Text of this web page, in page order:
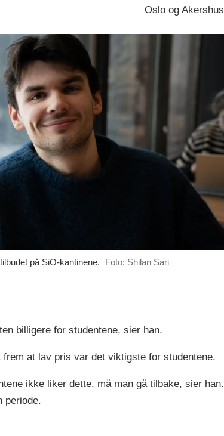
Oslo og Akershus
på SiO-kantinene. Foto: Shilan Sari
billigere for studentene, sier han.
at lav pris var det viktigste for studentene.
ikke liker dette, må man gå tilbake, sier han.
periode.